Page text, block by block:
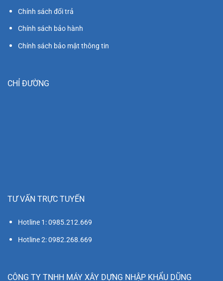
Chính sách đổi trả
Chính sách bảo hành
Chính sách bảo mật thông tin
CHỈ ĐƯỜNG
TƯ VẤN TRỰC TUYẾN
Hotline 1: 0985.212.669
Hotline 2: 0982.268.669
CÔNG TY TNHH MÁY XÂY DỰNG NHẬP KHẨU DŨNG